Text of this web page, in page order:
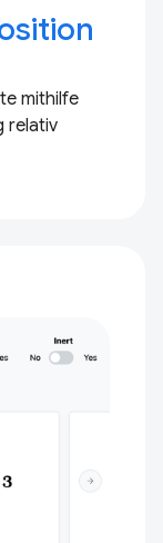
mithilfe
relativ